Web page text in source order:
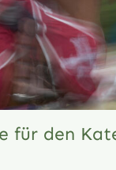
für den